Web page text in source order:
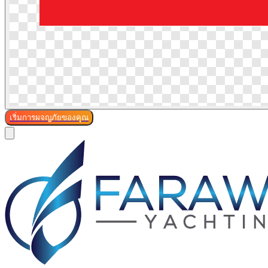
เริ่มการผจญภัยของคุณ